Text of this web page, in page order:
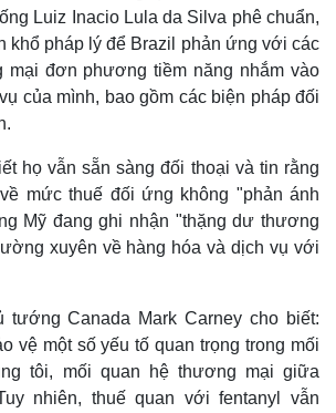
Video
Ảnh
E-Magazine
Infographic
Luiz Inacio Lula da Silva phê chuẩn,
khổ pháp lý để Brazil phản ứng với các
mại đơn phương tiềm năng nhắm vào
của mình, bao gồm các biện pháp đối
họ vẫn sẵn sàng đối thoại và tin rằng
mức thuế đối ứng không "phản ánh
Mỹ đang ghi nhận "thặng dư thương
xuyên về hàng hóa và dịch vụ với
tướng Canada Mark Carney cho biết:
vệ một số yếu tố quan trọng trong mối
tôi, mối quan hệ thương mại giữa
nhiên, thuế quan với fentanyl vẫn